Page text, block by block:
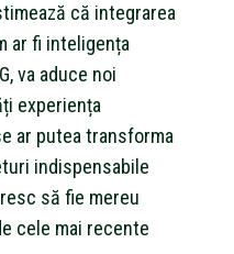
că integrarea
ar fi inteligența
va aduce noi
experiența
ar putea transforma
indispensabile
să fie mereu
cele mai recente